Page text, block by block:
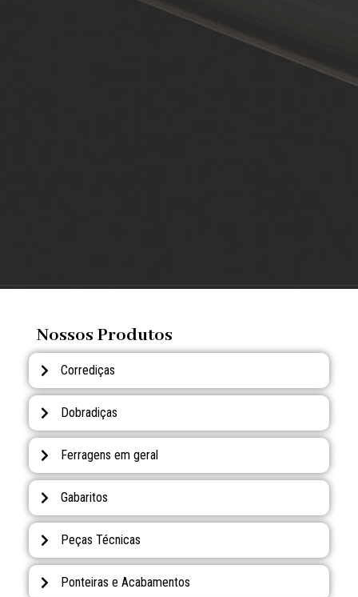
Nossos Produtos
Corrediças
Dobradiças
Ferragens em geral
Gabaritos
Peças Técnicas
Ponteiras e Acabamentos